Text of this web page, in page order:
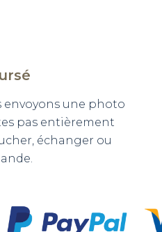
envoyons une photo
pas entièrement
échanger ou